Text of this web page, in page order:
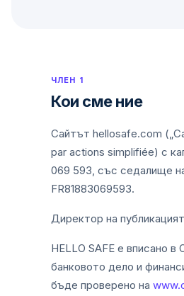
ЧЛЕН 1
Кои сме ние
Сайтът hellosafe.com
par actions simplifiée) с
069 593, със седалище
FR81883069593.
Директор на
HELLO SAFE е вписано
банковото дело и
бъде проверено на